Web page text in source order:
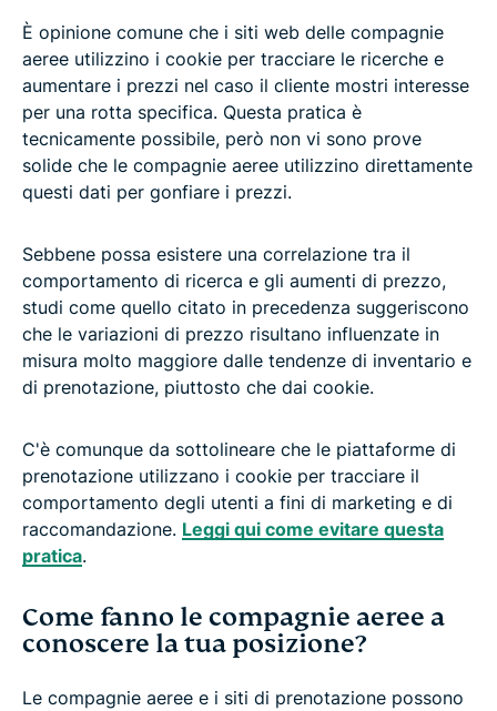
È opinione comune che i siti web delle compagnie
aeree utilizzino i cookie per tracciare le ricerche e
aumentare i prezzi nel caso il cliente mostri interesse
per una rotta specifica. Questa pratica è
tecnicamente possibile, però non vi sono prove
solide che le compagnie aeree utilizzino direttamente
questi dati per gonfiare i prezzi.
Sebbene possa esistere una correlazione tra il
comportamento di ricerca e gli aumenti di prezzo,
studi come quello citato in precedenza suggeriscono
che le variazioni di prezzo risultano influenzate in
misura molto maggiore dalle tendenze di inventario e
di prenotazione, piuttosto che dai cookie.
C'è comunque da sottolineare che le piattaforme di
prenotazione utilizzano i cookie per tracciare il
comportamento degli utenti a fini di marketing e di
raccomandazione. Leggi qui come evitare questa
pratica.
Come fanno le compagnie aeree a
conoscere la tua posizione?
Le compagnie aeree e i siti di prenotazione possono